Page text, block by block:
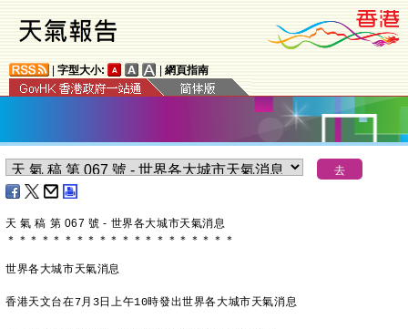
字型大小: 網頁指南
天 氣 稿 第 067 號 - 世界各大城市天氣消息
＊ ＊ ＊ ＊ ＊ ＊ ＊ ＊ ＊ ＊ ＊ ＊ ＊ ＊ ＊ ＊ ＊ ＊ ＊ ＊
世界各大城市天氣消息
香港天文台在7月3日上午10時發出世界各大城市天氣消息